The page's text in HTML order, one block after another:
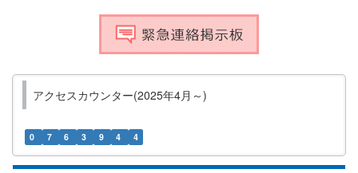
アクセスカウンター(2025年4月～)
0 7 6 3 9 4 4